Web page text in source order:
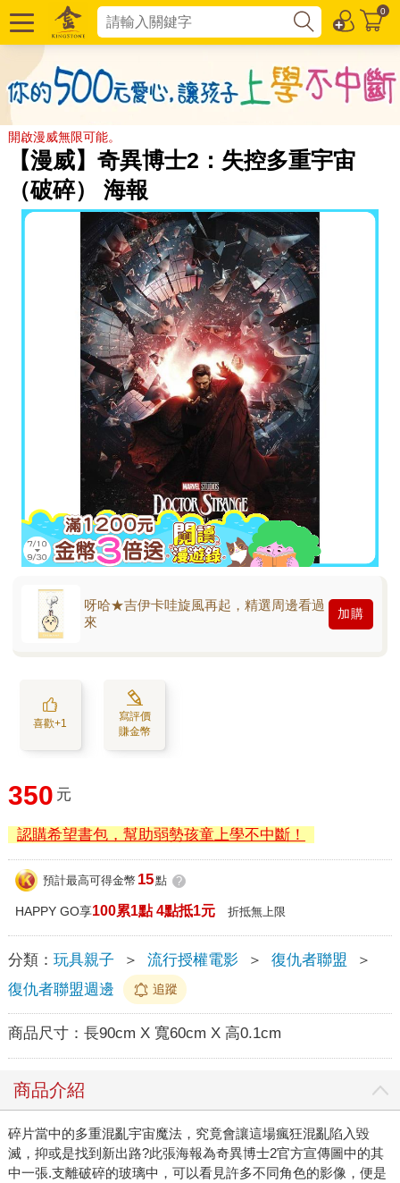
0
開啟漫威無限可能。
【漫威】奇異博士2：失控多重宇宙
（破碎） 海報
呀哈★吉伊卡哇旋風再起，精選周邊看過
來
加購
喜歡+1
寫評價
賺金幣
350 元
認購希望書包，幫助弱勢孩童上學不中斷！
預計最高可得金幣 15點 ?
HAPPY GO享100累1點 4點抵1元 折抵無上限
分類： 玩具親子 ＞ 流行授權電影 ＞ 復仇者聯盟
＞
復仇者聯盟週邊
追蹤
商品尺寸： 長90cm X 寬60cm X 高0.1cm
商品介紹
碎片當中的多重混亂宇宙魔法，究竟會讓這場瘋狂混亂陷入毀
滅，抑或是找到新出路?此張海報為奇異博士2官方宣傳圖中的其
中一張.支離破碎的玻璃中，可以看見許多不同角色的影像，便是